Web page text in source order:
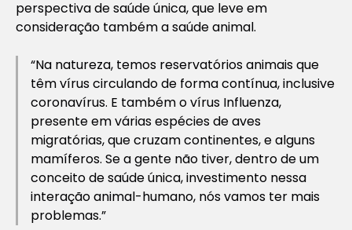
perspectiva de saúde única, que leve em
consideração também a saúde animal.
“Na natureza, temos reservatórios animais que
têm vírus circulando de forma contínua, inclusive
coronavírus. E também o vírus Influenza,
presente em várias espécies de aves
migratórias, que cruzam continentes, e alguns
mamíferos. Se a gente não tiver, dentro de um
conceito de saúde única, investimento nessa
interação animal-humano, nós vamos ter mais
problemas.”